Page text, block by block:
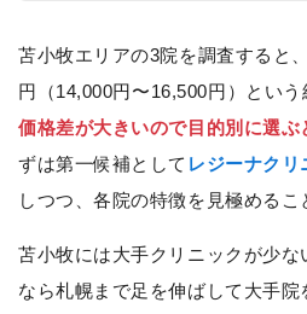
苫小牧エリアの3院を調査すると
円（14,000円〜16,500円）という
価格差が大きいので目的別に選ぶ
ずは第一候補として レジーナク
しつつ、各院の特徴を見極めるこ
苫小牧には大手クリニックが少な
なら札幌まで足を伸ばして大手院